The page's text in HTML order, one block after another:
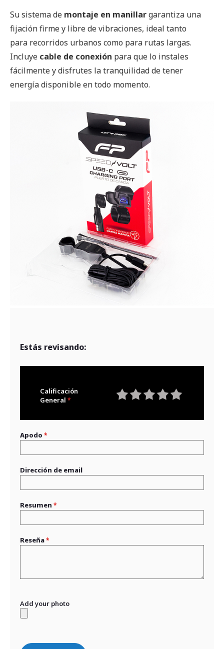
Su sistema de montaje en manillargarantiza una
fijación firme y libre de vibraciones, ideal tanto
para recorridos urbanos como para rutas largas.
Incluye cable de conexión para que lo instales
fácilmente y disfrutes la tranquilidad de tener
energía disponible en todo momento.
Estás revisando:
Calificación
General
Apodo
Dirección de email
Resumen
Reseña
Add your photo